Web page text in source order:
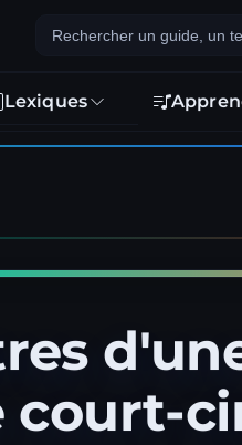
Lexiques
court-